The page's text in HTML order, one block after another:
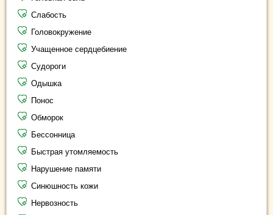
Слабость
Головокружение
Учащенное сердцебиение
Судороги
Одышка
Понос
Обморок
Бессонница
Быстрая утомляемость
Нарушение памяти
Синюшность кожи
Нервозность